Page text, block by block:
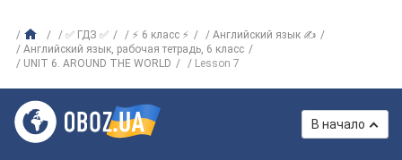
✅ ГДЗ ✅ ⚡ 6 класс ⚡
Английский язык ✍
Английский язык, рабочая тетрадь, 6 класс
UNIT 6. AROUND THE WORLD
Lesson 7
В начало